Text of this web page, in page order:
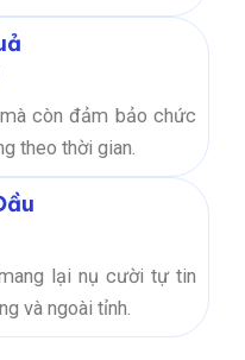
còn đảm bảo chức
theo thời gian.
lại nụ cười tự tin
và ngoài tỉnh.